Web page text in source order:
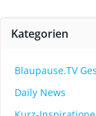
Kategorien
Blaupause.TV
Daily News